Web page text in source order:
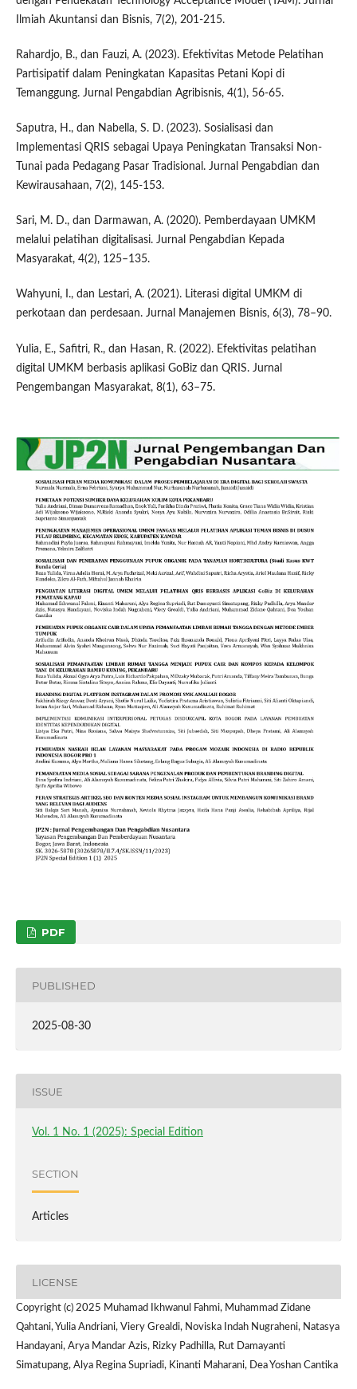
Ilmiah Akuntansi dan Bisnis, 7(2), 201-215.
Rahardjo, B., dan Fauzi, A. (2023). Efektivitas Metode Pelatihan
Partisipatif dalam Peningkatan Kapasitas Petani Kopi di
Temanggung. Jurnal Pengabdian Agribisnis, 4(1), 56-65.
Saputra, H., dan Nabella, S. D. (2023). Sosialisasi dan
Implementasi QRIS sebagai Upaya Peningkatan Transaksi Non-
Tunai pada Pedagang Pasar Tradisional. Jurnal Pengabdian dan
Kewirausahaan, 7(2), 145-153.
Sari, M. D., dan Darmawan, A. (2020). Pemberdayaan UMKM
melalui pelatihan digitalisasi. Jurnal Pengabdian Kepada
Masyarakat, 4(2), 125–135.
Wahyuni, I., dan Lestari, A. (2021). Literasi digital UMKM di
perkotaan dan perdesaan. Jurnal Manajemen Bisnis, 6(3), 78–90.
Yulia, E., Safitri, R., dan Hasan, R. (2022). Efektivitas pelatihan
digital UMKM berbasis aplikasi GoBiz dan QRIS. Jurnal
Pengembangan Masyarakat, 8(1), 63–75.
PDF
PUBLISHED
2025-08-30
ISSUE
Vol. 1 No. 1 (2025): Special Edition
SECTION
Articles
LICENSE
Copyright (c) 2025 Muhamad Ikhwanul Fahmi, Muhammad Zidane
Qahtani, Yulia Andriani, Viery Grealdi, Noviska Indah Nugraheni, Natasya
Handayani, Arya Mandar Azis, Rizky Padhilla, Rut Damayanti
Simatupang, Alya Regina Supriadi, Kinanti Maharani, Dea Yoshan Cantika